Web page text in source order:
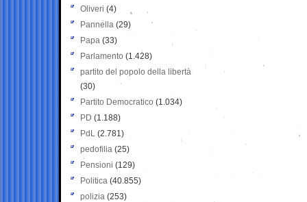
Oliveri (4)
Pannella (29)
Papa (33)
Parlamento (1.428)
partito del popolo della libertà
(30)
Partito Democratico (1.034)
PD (1.188)
PdL (2.781)
pedofilia (25)
Pensioni (129)
Politica (40.855)
polizia (253)